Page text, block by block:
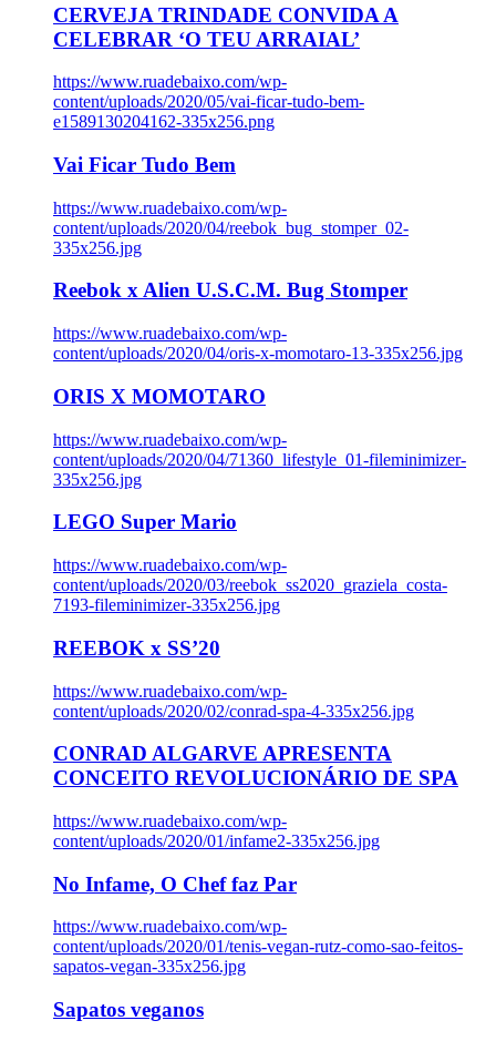
CERVEJA TRINDADE CONVIDA A
CELEBRAR ‘O TEU ARRAIAL’
https://www.ruadebaixo.com/wp-
content/uploads/2020/05/vai-ficar-tudo-bem-
e1589130204162-335x256.png
Vai Ficar Tudo Bem
https://www.ruadebaixo.com/wp-
content/uploads/2020/04/reebok_bug_stomper_02-
335x256.jpg
Reebok x Alien U.S.C.M. Bug Stomper
https://www.ruadebaixo.com/wp-
content/uploads/2020/04/oris-x-momotaro-13-335x256.jpg
ORIS X MOMOTARO
https://www.ruadebaixo.com/wp-
content/uploads/2020/04/71360_lifestyle_01-fileminimizer-
335x256.jpg
LEGO Super Mario
https://www.ruadebaixo.com/wp-
content/uploads/2020/03/reebok_ss2020_graziela_costa-
7193-fileminimizer-335x256.jpg
REEBOK x SS’20
https://www.ruadebaixo.com/wp-
content/uploads/2020/02/conrad-spa-4-335x256.jpg
CONRAD ALGARVE APRESENTA
CONCEITO REVOLUCIONÁRIO DE SPA
https://www.ruadebaixo.com/wp-
content/uploads/2020/01/infame2-335x256.jpg
No Infame, O Chef faz Par
https://www.ruadebaixo.com/wp-
content/uploads/2020/01/tenis-vegan-rutz-como-sao-feitos-
sapatos-vegan-335x256.jpg
Sapatos veganos